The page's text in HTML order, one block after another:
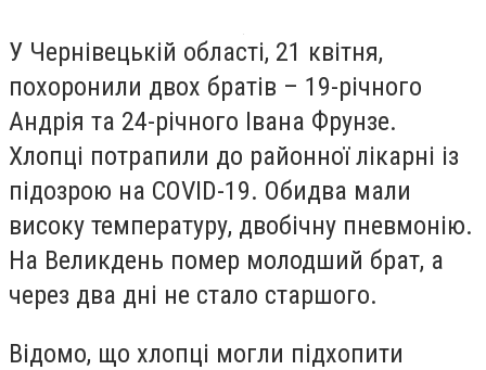
У Чернівецькій області, 21 квітня,
похоронили двох братів – 19-річного
Андрія та 24-річного Івана Фрунзе.
Хлопці потрапили до районної лікарні із
підозрою на COVID-19. Обидва мали
високу температуру, двобічну пневмонію.
На Великдень помер молодший брат, а
через два дні не стало старшого.
Відомо, що хлопці могли підхопити